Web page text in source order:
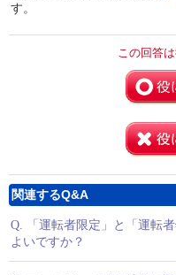
す。
この回答
関連するQ&A
Q.
「運転者限定」と「運転
よいですか？